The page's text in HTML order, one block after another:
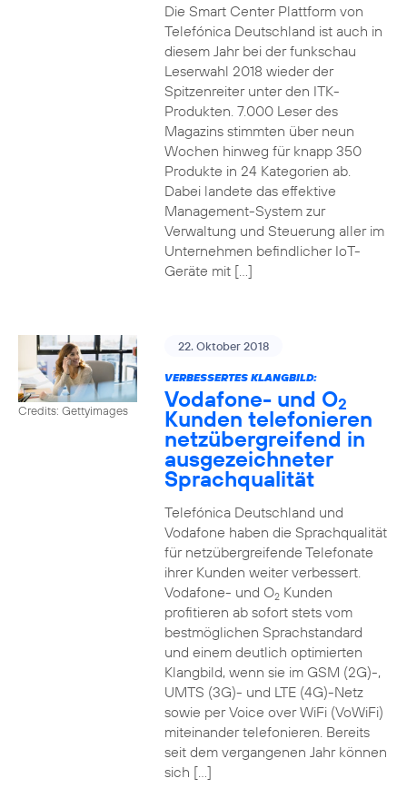
Die Smart Center Plattform von
Telefónica Deutschland ist auch in
diesem Jahr bei der funkschau
Leserwahl 2018 wieder der
Spitzenreiter unter den ITK-
Produkten. 7.000 Leser des
Magazins stimmten über neun
Wochen hinweg für knapp 350
Produkte in 24 Kategorien ab.
Dabei landete das effektive
Management-System zur
Verwaltung und Steuerung aller im
Unternehmen befindlicher IoT-
Geräte mit […]
Credits: Gettyimages
22. Oktober 2018
VERBESSERTES KLANGBILD:
Vodafone- und O2
Kunden telefonieren
netzübergreifend in
ausgezeichneter
Sprachqualität
Telefónica Deutschland und
Vodafone haben die Sprachqualität
für netzübergreifende Telefonate
ihrer Kunden weiter verbessert.
Vodafone- und O2Kunden
profitieren ab sofort stets vom
bestmöglichen Sprachstandard
und einem deutlich optimierten
Klangbild, wenn sie im GSM (2G)-,
UMTS (3G)- und LTE (4G)-Netz
sowie per Voice over WiFi (VoWiFi)
miteinander telefonieren. Bereits
seit dem vergangenen Jahr können
sich […]